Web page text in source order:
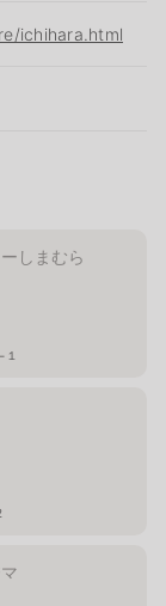
ichihara.html
しまむら